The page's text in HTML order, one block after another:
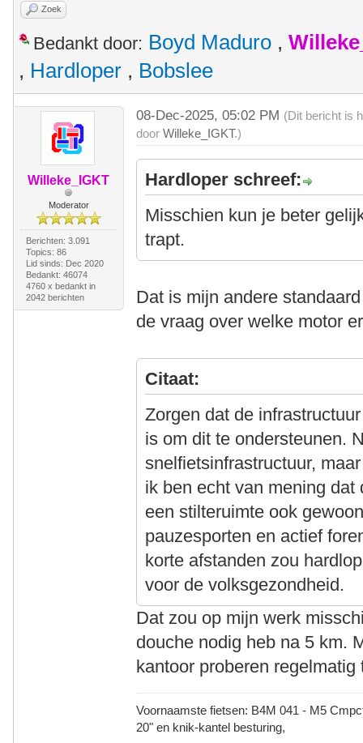
Zoek
Bedankt door: Boyd Maduro ,
, Hardloper , Bobslee
Willeke_IGKT
Moderator
Berichten: 3.091
Topics: 86
Lid sinds: Dec 2020
Bedankt: 46074
4760 x bedankt in
2042 berichten
08-Dec-2025, 05:02 PM (Dit bericht is
doorWilleke_IGKT.)
Hardloper schreef:
Misschien kun je beter
trapt.
Dat is mijn andere
de vraag over welke motor
Citaat:
Zorgen dat de
is om dit te ondersteunen.
snelfietsinfrastructuur,
ik ben echt van mening
een stilteruimte ook
pauzesporten en actief
korte afstanden zou
voor de volksgezondheid.
Dat zou op mijn werk
douche nodig heb na 5 km.
kantoor proberen regelmatig
Voornaamste fietsen: B4M 041 - M5
20" en knik-kantel besturing,